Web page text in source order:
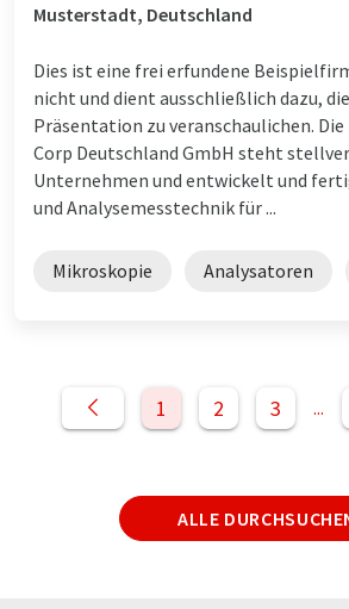
Musterstadt, Deutschland
Dies ist eine frei erfundene
nicht und dient ausschließlich dazu,
Präsentation zu veranschaulichen. Die
Corp Deutschland GmbH steht
Unternehmen und entwickelt und
und Analysemesstechnik für ...
Mikroskopie Analysatoren
1 2 3 ...
ALLE